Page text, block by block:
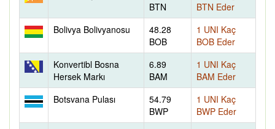
BTN
BTN Eder
Bolivya Bolivyanosu
48.28
BOB
1 UNI Kaç
BOB Eder
Konvertibl Bosna
Hersek Markı
6.89
BAM
1 UNI Kaç
BAM Eder
Botsvana Pulası
54.79
BWP
1 UNI Kaç
BWP Eder